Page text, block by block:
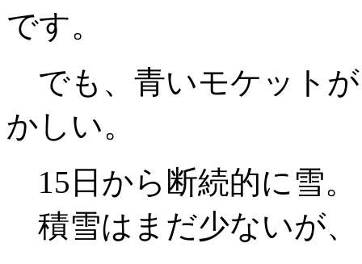
です。
でも、青いモケット
かしい。
15日から断続的に雪。
積雪はまだ少ないが